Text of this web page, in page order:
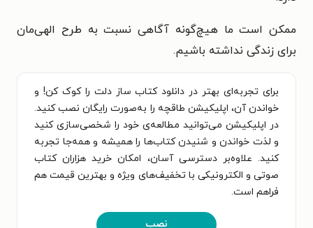
ممکن است ما هیچ‌گونه آگاهی نسبت به طرح الهی‌مان
برای زندگی نداشته باشیم.
برای تجربه‌ای بهتر در دانلود کتاب ساز دلت را کوک کن! و
خواندن آن، اپلیکیشن طاقچه را به‌صورت رایگان نصب کنید.
در اپلیکیشن می‌توانید مطالعه‌ی خود را شخصی‌سازی کنید
و لذت خواندن و شنیدن کتاب‌ها را همیشه و همه‌جا تجربه
کنید. علاوه‌بر دسترسی آسان، امکان خرید هزاران کتاب
صوتی و الکترونیکی با تخفیف‌های ویژه و بهترین قیمت هم
فراهم است.
نصب